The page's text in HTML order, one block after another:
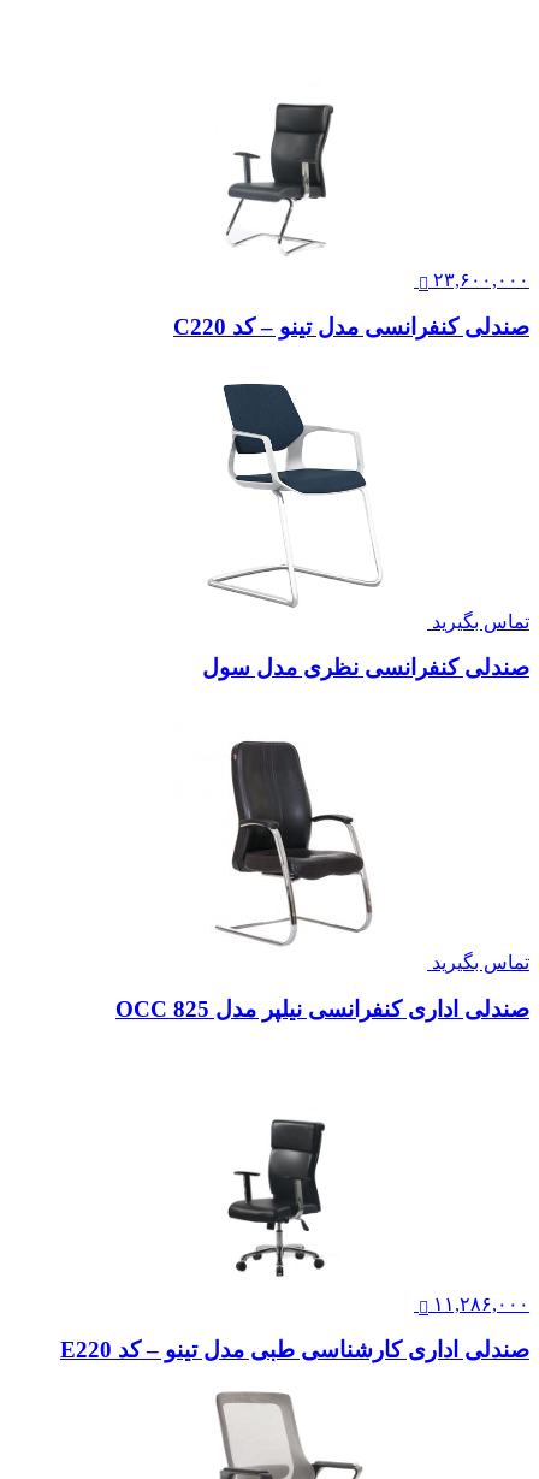
۲۳,۶۰۰,۰۰۰
صندلی کنفرانسی مدل تینو – کد C220
تماس بگیرید
صندلی کنفرانسی نظری مدل سول
تماس بگیرید
صندلی اداری کنفرانسی نیلپر مدل OCC 825
۱۱,۲۸۶,۰۰۰
صندلی اداری کارشناسی طبی مدل تینو – کد E220